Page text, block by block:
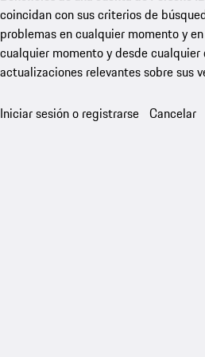
coincidan con sus criterios de
problemas en cualquier momento y
cualquier momento y desde
actualizaciones relevantes sobre sus
Iniciar sesión o registrarse Cancelar